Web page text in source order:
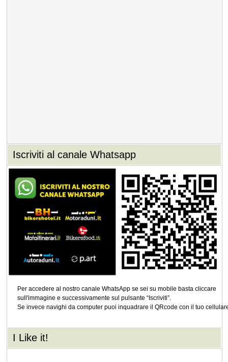
Iscriviti al canale Whatsapp
Per accedere al nostro canale WhatsApp se sei su mobile basta cliccare
sull'immagine e successivamente sul pulsante “Iscriviti”.
Se invece navighi da computer puoi inquadrare il QRcode con il tuo
I Like it!